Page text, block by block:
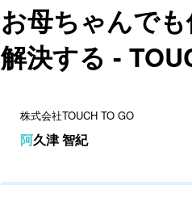
お母ちゃんで
解決する -
株式会社TOUCH TO GO
阿久津 智紀